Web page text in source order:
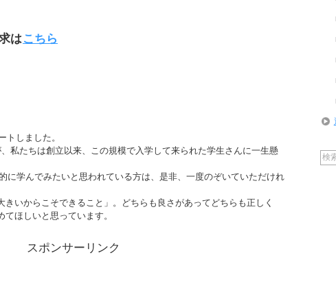
は こちら
トしました。
私たちは創立以来、この規模で入学して来られた学生さんに一生懸
に学んでみたいと思われている方は、是非、一度のぞいていただけれ
きいからこそできること」。どちらも良さがあってどちらも正しく
ほしいと思っています。
スポンサーリンク